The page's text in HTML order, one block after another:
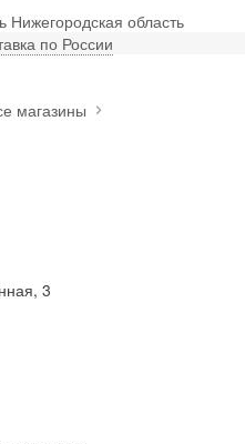
Нижегородская область
по России
магазины
3